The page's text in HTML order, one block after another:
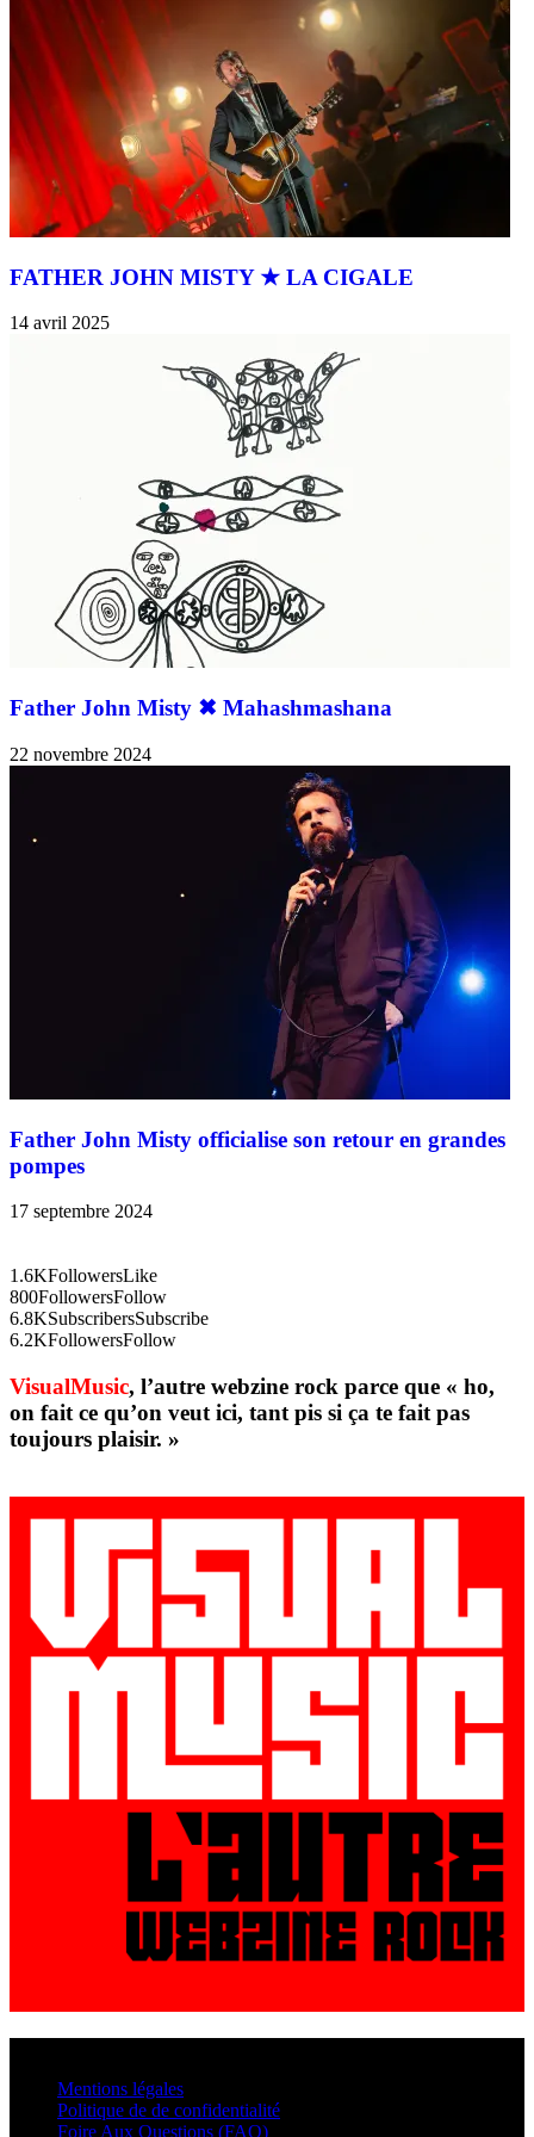
FATHER JOHN MISTY ★ LA CIGALE
14 avril 2025
Father John Misty ✖︎ Mahashmashana
22 novembre 2024
Father John Misty officialise son retour en grandes
pompes
17 septembre 2024
1.6KFollowersLike
800FollowersFollow
6.8KSubscribersSubscribe
6.2KFollowersFollow
VisualMusic, l’autre webzine rock parce que « ho,
on fait ce qu’on veut ici, tant pis si ça te fait pas
toujours plaisir. »
Mentions légales
Politique de de confidentialité
Foire Aux Questions (FAQ)